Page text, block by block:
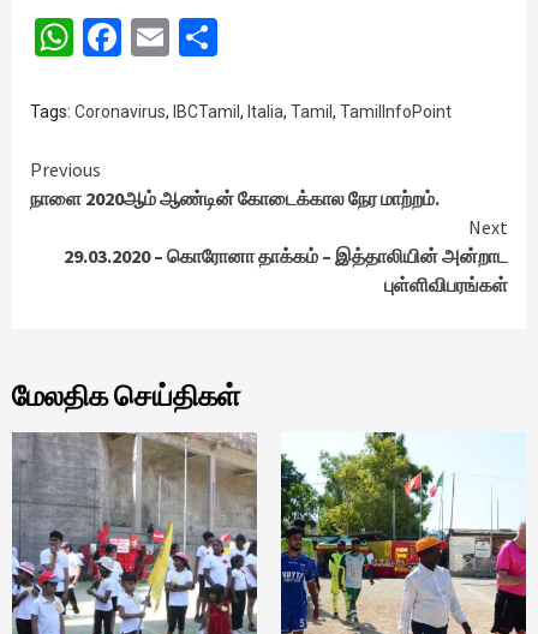
WhatsApp
Facebook
Email
Tags: Coronavirus, IBCTamil , Italia, Tamil , TamilInfoPoint
Continue
Reading
Previous
நாளை 2020ஆம் ஆண்டின் கோடைக்கால நேர மாற்றம்.
Next
29.03.2020 – கொரோனா தாக்கம் – இத்தாலியின் அன்றாட
புள்ளிவிபரங்கள்
மேலதிக செய்திகள்